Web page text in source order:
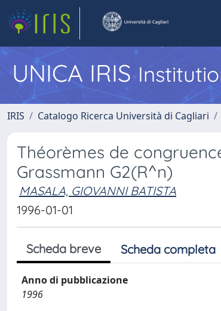
UNICA IRIS
IRIS Catalogo Ricerca Università di Cagliari
Théorèmes de
Grassmann G2(R^n)
MASALA, GIOVANNI BATISTA
1996-01-01
Scheda breve Scheda completa
Anno di pubblicazione
1996